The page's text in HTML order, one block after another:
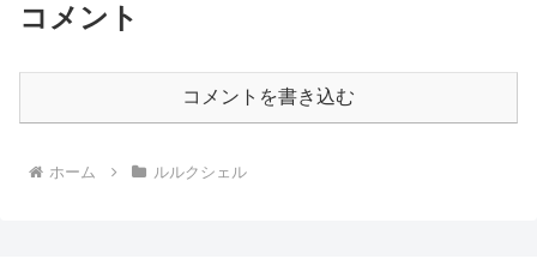
コメント
コメントを書き込む
ホーム ルルクシェル